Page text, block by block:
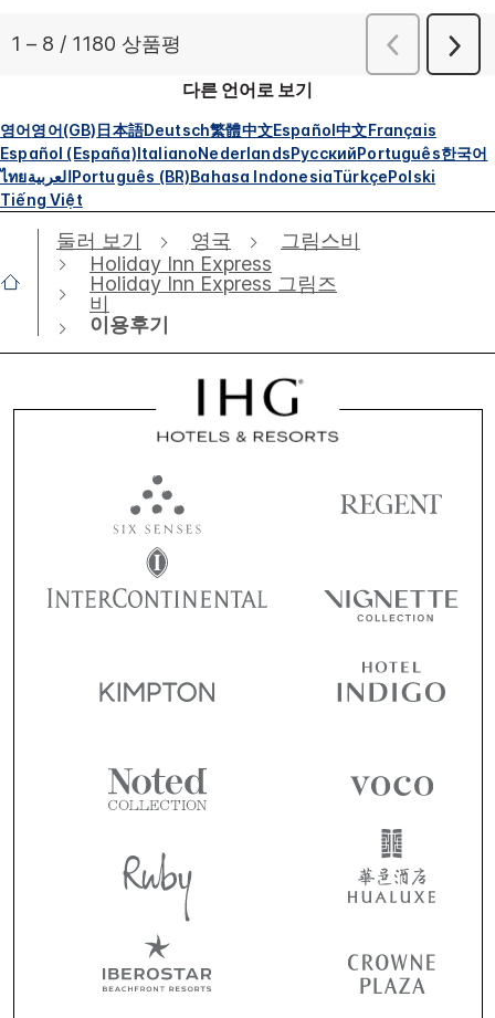
다른 언어로 보기
영어영어(GB)日本語Deutsch繁體中文Español中文Français
Español (España)ItalianoNederlandsРусскийPortuguês한국어
ไทยالعربيةPortuguês (BR)Bahasa IndonesiaTürkçePolski
Tiếng Việt
둘러 보기 영국
그림스비
Holiday Inn Express
Holiday Inn Express 그림즈
비
이용후기